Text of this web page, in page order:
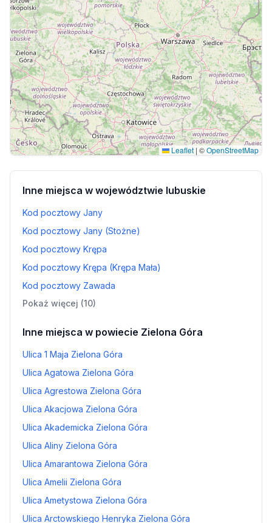
Leaflet | ©OpenStreetMap
Inne miejsca w województwie lubuskie
Kod pocztowy Jany
Kod pocztowy Jany (Stożne)
Kod pocztowy Krępa
Kod pocztowy Krępa (Krępa Mała)
Kod pocztowy Zawada
Pokaż więcej (10)
Inne miejsca w powiecie Zielona Góra
Ulica 1 Maja Zielona Góra
Ulica Agatowa Zielona Góra
Ulica Agrestowa Zielona Góra
Ulica Akacjowa Zielona Góra
Ulica Akademicka Zielona Góra
Ulica Aliny Zielona Góra
Ulica Amarantowa Zielona Góra
Ulica Amelii Zielona Góra
Ulica Ametystowa Zielona Góra
Ulica Arctowskiego Henryka Zielona Góra